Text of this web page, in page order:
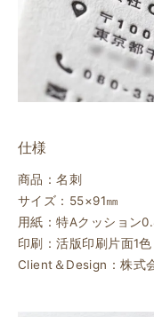
仕様
商品：名刺
サイズ：55×91㎜
用紙：特Aクッション
印刷：活版印刷片面1
Client＆Design：株式